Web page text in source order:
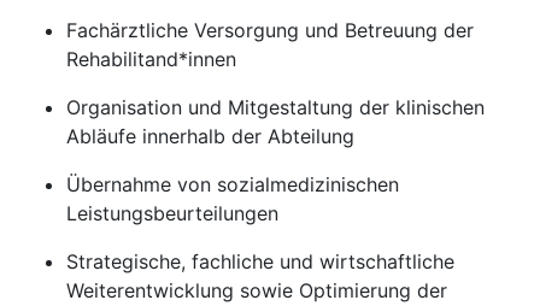
Fachärztliche Versorgung und Betreuung der
Rehabilitand*innen
Organisation und Mitgestaltung der klinischen
Abläufe innerhalb der Abteilung
Übernahme von sozialmedizinischen
Leistungsbeurteilungen
Strategische, fachliche und wirtschaftliche
Weiterentwicklung sowie Optimierung der